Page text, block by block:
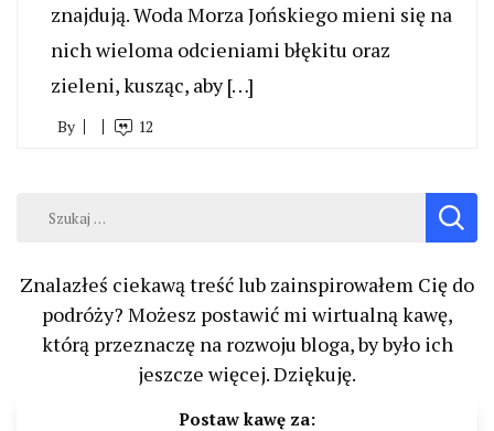
znajdują. Woda Morza Jońskiego mieni się na
nich wieloma odcieniami błękitu oraz
zieleni, kusząc, aby […]
By 12
Szukaj:
Znalazłeś ciekawą treść lub zainspirowałem Cię do
podróży? Możesz postawić mi wirtualną kawę,
którą przeznaczę na rozwoju bloga, by było ich
jeszcze więcej. Dziękuję.
Postaw kawę za: